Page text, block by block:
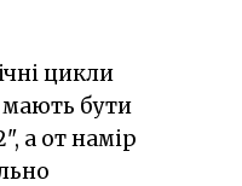
цикли
бути
а от намір